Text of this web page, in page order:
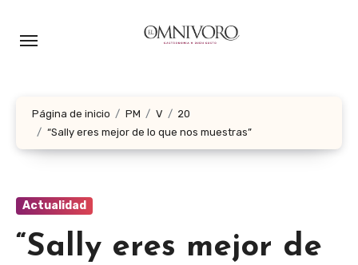
Página de inicio PM V
20
“Sally eres mejor de lo que nos muestras”
Actualidad
“Sally eres mejor de